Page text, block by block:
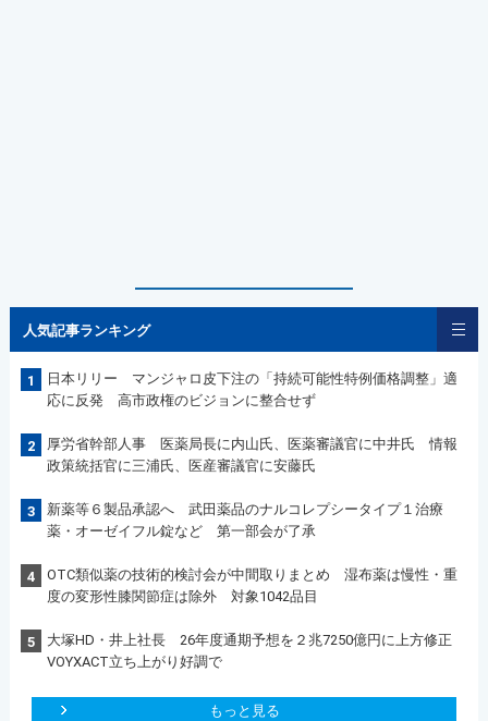
人気記事ランキング
1
日本リリー マンジャロ皮下注の「持続可能性特例価格調整」適
応に反発 高市政権のビジョンに整合せず
2
厚労省幹部人事 医薬局長に内山氏、医薬審議官に中井氏 情報
政策統括官に三浦氏、医産審議官に安藤氏
3
新薬等６製品承認へ 武田薬品のナルコレプシータイプ１治療
薬・オーゼイフル錠など 第一部会が了承
4
OTC類似薬の技術的検討会が中間取りまとめ 湿布薬は慢性・重
度の変形性膝関節症は除外 対象1042品目
5
大塚HD・井上社長 26年度通期予想を２兆7250億円に上方修正
VOYXACT立ち上がり好調で
もっと見る